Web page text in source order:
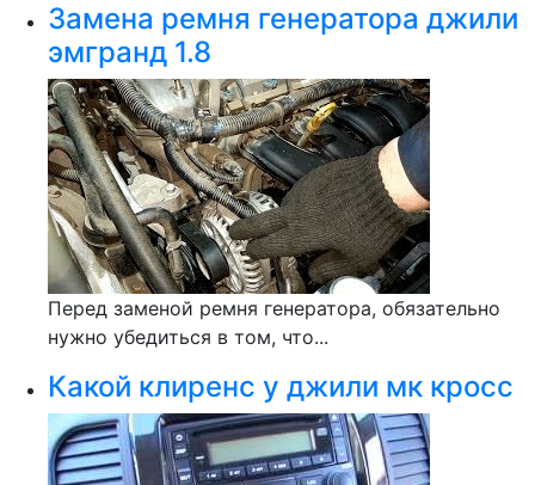
Замена ремня генератора джили
эмгранд 1.8
Перед заменой ремня генератора, обязательно
нужно убедиться в том, что...
Какой клиренс у джили мк кросс